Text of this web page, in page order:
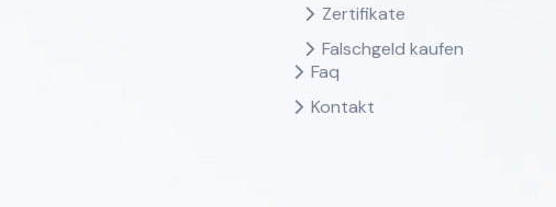
Zertifikate
Falschgeld kaufen
Faq
Kontakt